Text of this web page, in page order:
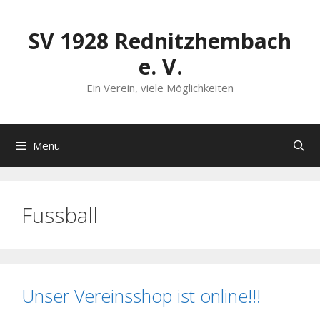
springenSV 1928 Rednitzhembach
e. V.
Ein Verein, viele Möglichkeiten
Menü
Fussball
Unser Vereinsshop ist online!!!